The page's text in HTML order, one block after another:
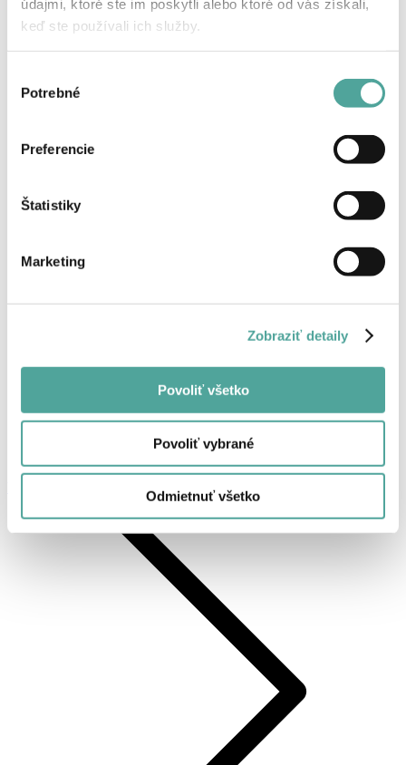
údajmi, ktoré ste im poskytli alebo ktoré od vás získali,
keď ste používali ich služby.
súhlasu
Potrebné
Preferencie
Štatistiky
Marketing
Zobraziť detaily
Povoliť všetko
Povoliť vybrané
Odmietnuť všetko
VÁZA FIZZY T20 plastová, strieborná, výška 20 cm